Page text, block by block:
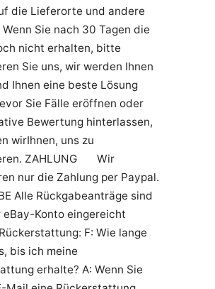
die Lieferorte und andere
Sie nach 30 Tagen die
nicht erhalten, bitte
Sie uns, wir werden Ihnen
Ihnen eine beste Lösung
Sie Fälle eröffnen oder
Bewertung hinterlassen,
wirIhnen, uns zu
ZAHLUNG Wir
nur die Zahlung per Paypal.
Alle Rückgabeanträge sind
eBay-Konto eingereicht
F: Wie lange
bis ich meine
erhalte? A: Wenn Sie